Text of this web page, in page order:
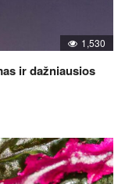
1,530
ir dažniausios